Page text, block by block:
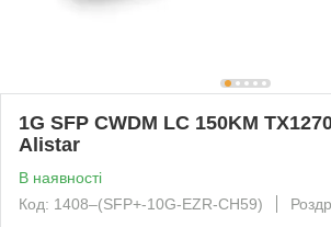
1G SFP CWDM LC 150KM
Alistar
В наявності
Код: 1408‒(SFP+-10G-EZR-CH59)